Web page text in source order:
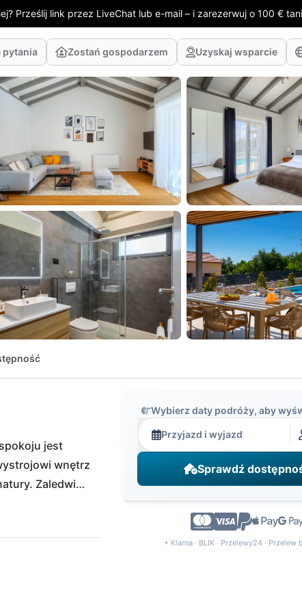
Prześlij link przez LiveChat lub e-mail – i zarezerwuj o 100 €
pytania Zostań gospodarzem Uzyskaj wsparcie
jest
wnętrz
Zaledwie
podczas
zanurz się w
wszystko to w
wejściówka
Wybierz daty podróży, aby
Przyjazd i wyjazd
Sprawdź
+ Klarna · BLIK · Przelewy24 · Przelew